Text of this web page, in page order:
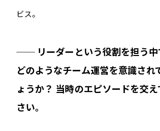
ビス。
── リーダーという役割を担う中
どのようなチーム運営を意識され
ょうか？ 当時のエピソードを交
さい。